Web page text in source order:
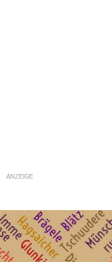
ANZEIGE